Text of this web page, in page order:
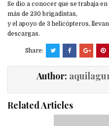
Se dio a conocer que se trabaja
más de 230 brigadistas,
y el apoyo de 3 helicópteros,
descargas.
Share:
Author:
Related Articles